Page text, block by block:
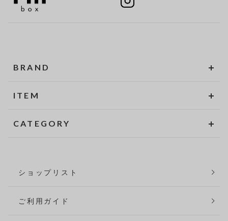
BRAND
ITEM
CATEGORY
ショップリスト
ご利用ガイド